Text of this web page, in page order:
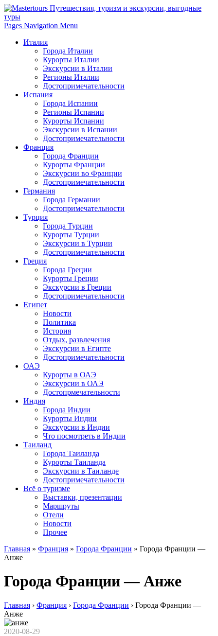
Pages Navigation Menu
Италия
Города Италии
Курорты Италии
Экскурсии в Италии
Регионы Италии
Достопримечательности
Испания
Города Испании
Регионы Испании
Курорты Испании
Экскурсии в Испании
Достопримечательности
Франция
Города Франции
Курорты Франции
Экскурсии во Франции
Достопримечательности
Германия
Города Германии
Достопримечательности
Турция
Города Турции
Курорты Турции
Экскурсии в Турции
Достопримечательности
Греция
Города Греции
Курорты Греции
Экскурсии в Греции
Достопримечательности
Египет
Новости
Политика
История
Отдых, развлечения
Экскурсии в Египте
Достопримечательности
ОАЭ
Курорты в ОАЭ
Экскурсии в ОАЭ
Достопрмечательности
Индия
Города Индии
Курорты Индии
Экскурсии в Индии
Что посмотреть в Индии
Таиланд
Города Таиланда
Курорты Таиланда
Экскурсии в Таиланде
Достопримечательности
Всё о туризме
Выставки, презентации
Маршруты
Отели
Новости
Прочее
Главная » Франция » Города Франции » Города Франции —
Анже
Города Франции — Анже
Главная › Франция › Города Франции › Города Франции —
Анже
2020-08-29